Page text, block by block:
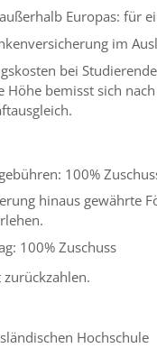
Europas: für
im
bei
Höhe bemisst sich
100%
hinaus gewährte
100% Zuschuss
zurückzahlen.
Hochschule